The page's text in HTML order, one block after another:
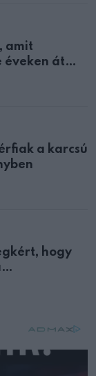
amit
éveken át
a karcsú
hogy